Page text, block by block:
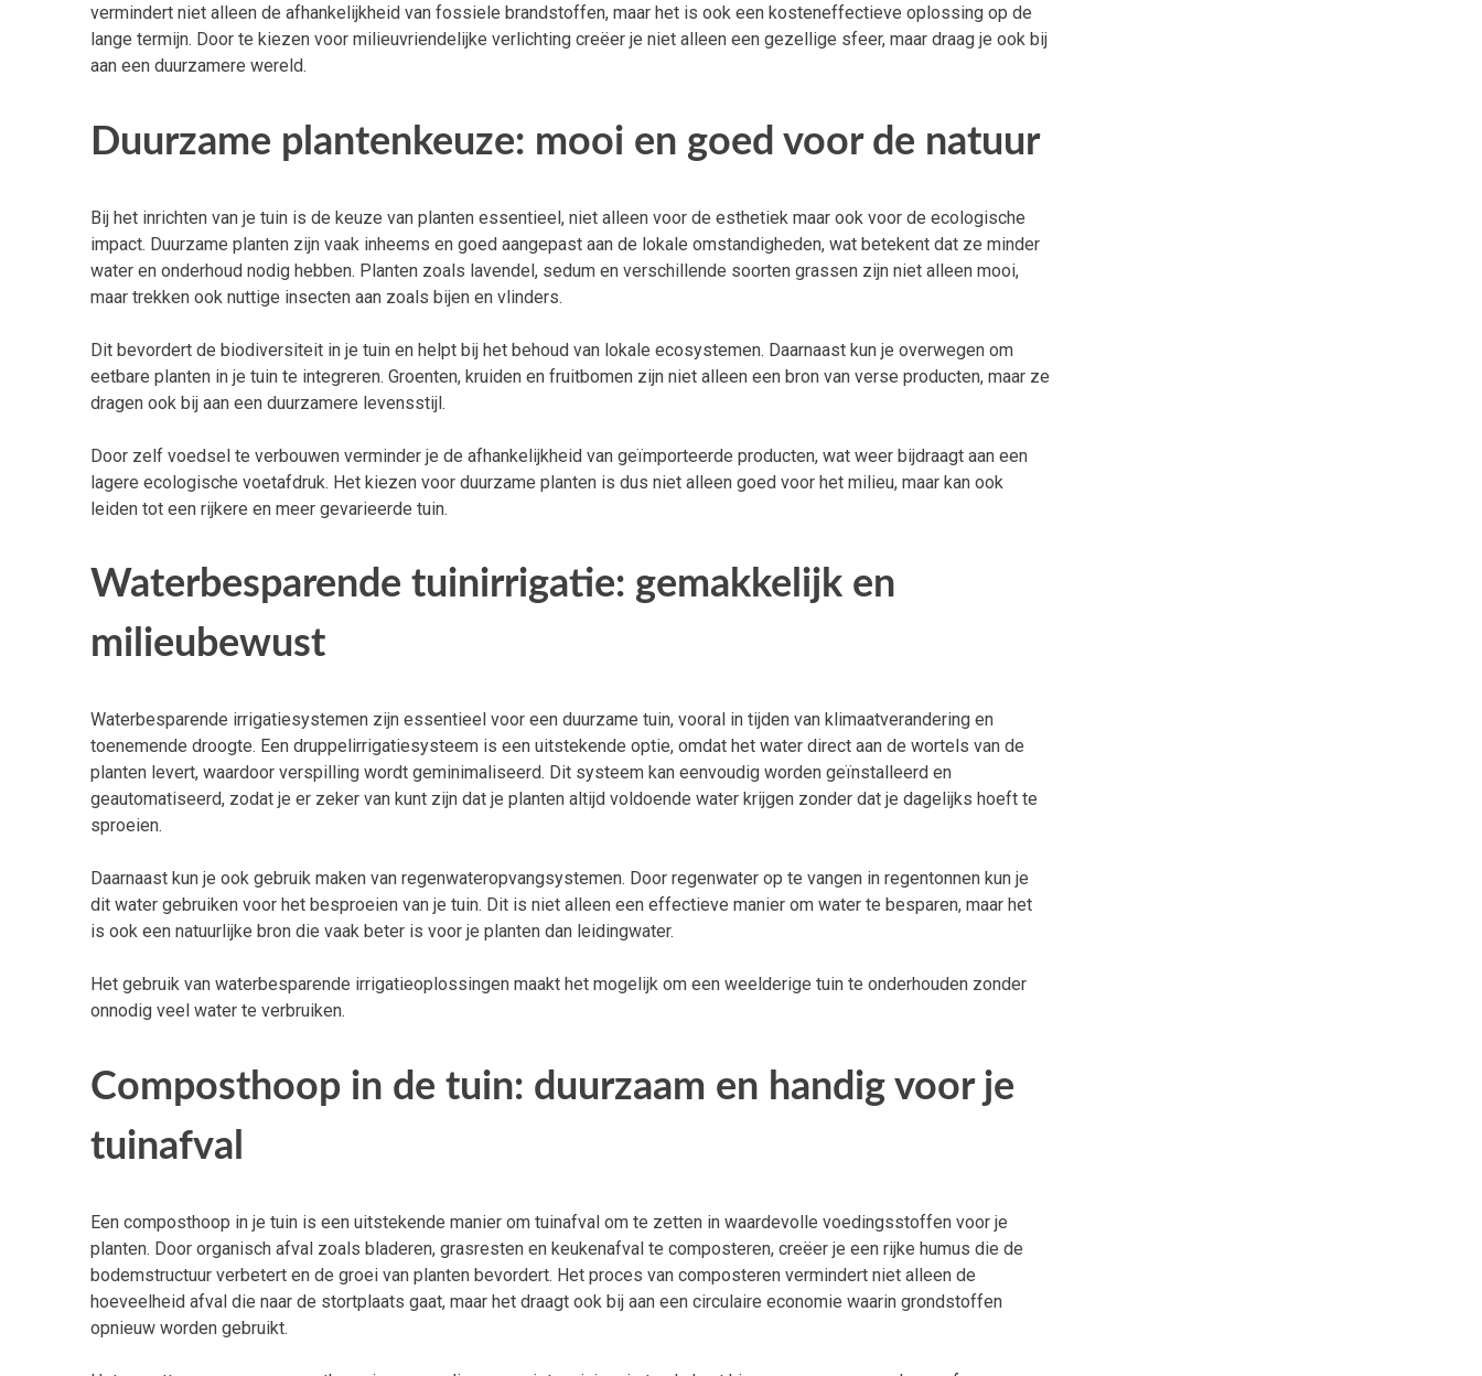
vermindert niet alleen de afhankelijkheid van fossiele brandstoffen, maar het is ook een kosteneffectieve oplossing op de
lange termijn. Door te kiezen voor milieuvriendelijke verlichting creëer je niet alleen een gezellige sfeer, maar draag je ook bij
aan een duurzamere wereld.
Duurzame plantenkeuze: mooi en goed voor de natuur
Bij het inrichten van je tuin is de keuze van planten essentieel, niet alleen voor de esthetiek maar ook voor de ecologische
impact. Duurzame planten zijn vaak inheems en goed aangepast aan de lokale omstandigheden, wat betekent dat ze minder
water en onderhoud nodig hebben. Planten zoals lavendel, sedum en verschillende soorten grassen zijn niet alleen mooi,
maar trekken ook nuttige insecten aan zoals bijen en vlinders.
Dit bevordert de biodiversiteit in je tuin en helpt bij het behoud van lokale ecosystemen. Daarnaast kun je overwegen om
eetbare planten in je tuin te integreren. Groenten, kruiden en fruitbomen zijn niet alleen een bron van verse producten, maar ze
dragen ook bij aan een duurzamere levensstijl.
Door zelf voedsel te verbouwen verminder je de afhankelijkheid van geïmporteerde producten, wat weer bijdraagt aan een
lagere ecologische voetafdruk. Het kiezen voor duurzame planten is dus niet alleen goed voor het milieu, maar kan ook
leiden tot een rijkere en meer gevarieerde tuin.
Waterbesparende tuinirrigatie: gemakkelijk en
milieubewust
Waterbesparende irrigatiesystemen zijn essentieel voor een duurzame tuin, vooral in tijden van klimaatverandering en
toenemende droogte. Een druppelirrigatiesysteem is een uitstekende optie, omdat het water direct aan de wortels van de
planten levert, waardoor verspilling wordt geminimaliseerd. Dit systeem kan eenvoudig worden geïnstalleerd en
geautomatiseerd, zodat je er zeker van kunt zijn dat je planten altijd voldoende water krijgen zonder dat je dagelijks hoeft te
sproeien.
Daarnaast kun je ook gebruik maken van regenwateropvangsystemen. Door regenwater op te vangen in regentonnen kun je
dit water gebruiken voor het besproeien van je tuin. Dit is niet alleen een effectieve manier om water te besparen, maar het
is ook een natuurlijke bron die vaak beter is voor je planten dan leidingwater.
Het gebruik van waterbesparende irrigatieoplossingen maakt het mogelijk om een weelderige tuin te onderhouden zonder
onnodig veel water te verbruiken.
Composthoop in de tuin: duurzaam en handig voor je
tuinafval
Een composthoop in je tuin is een uitstekende manier om tuinafval om te zetten in waardevolle voedingsstoffen voor je
planten. Door organisch afval zoals bladeren, grasresten en keukenafval te composteren, creëer je een rijke humus die de
bodemstructuur verbetert en de groei van planten bevordert. Het proces van composteren vermindert niet alleen de
hoeveelheid afval die naar de stortplaats gaat, maar het draagt ook bij aan een circulaire economie waarin grondstoffen
opnieuw worden gebruikt.